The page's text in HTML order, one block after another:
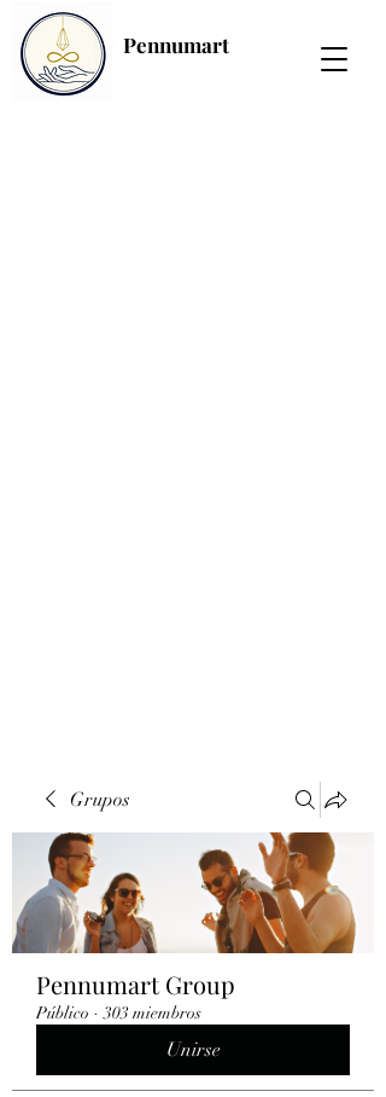
Pennumart
Grupos
Pennumart Group
Público · 303 miembros
Unirse